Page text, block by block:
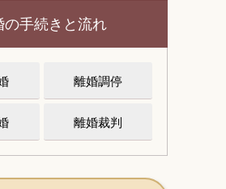
の手続きと流れ
離婚調停
離婚裁判